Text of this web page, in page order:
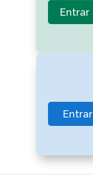
Entrar
Entrar